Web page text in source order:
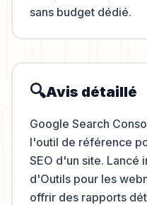
sans budget dédié.
🔍Avis détaillé
Google Search
l'outil de référence
SEO d'un site. Lancé
d'Outils pour les
offrir des rapports